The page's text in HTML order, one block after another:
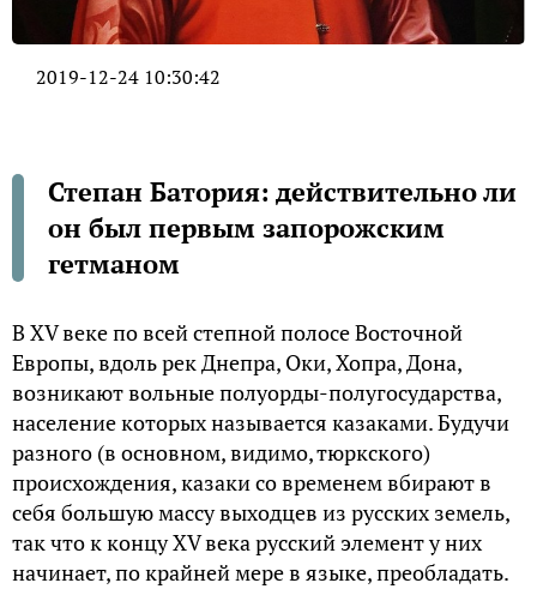
2019-12-24 10:30:42
Степан Батория: действительно ли
он был первым запорожским
гетманом
В XV веке по всей степной полосе Восточной
Европы, вдоль рек Днепра, Оки, Хопра, Дона,
возникают вольные полуорды-полугосударства,
население которых называется казаками. Будучи
разного (в основном, видимо, тюркского)
происхождения, казаки со временем вбирают в
себя большую массу выходцев из русских земель,
так что к концу XV века русский элемент у них
начинает, по крайней мере в языке, преобладать.